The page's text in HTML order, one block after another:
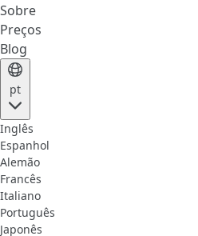
Sobre
Preços
Blog
pt
Inglês
Espanhol
Alemão
Francês
Italiano
Português
Japonês